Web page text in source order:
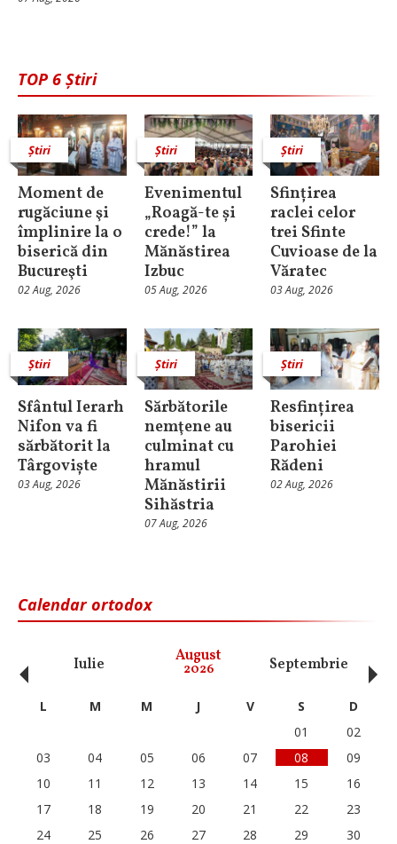
TOP 6 Știri
Știri
Moment de
rugăciune şi
împlinire la o
biserică din
Bucureşti
02 Aug, 2026
Știri
Evenimentul
„Roagă-te și
crede!” la
Mănăstirea
Izbuc
05 Aug, 2026
Știri
Sfințirea
raclei celor
trei Sfinte
Cuvioase de la
Văratec
03 Aug, 2026
Știri
Sfântul Ierarh
Nifon va fi
sărbătorit la
Târgoviște
03 Aug, 2026
Știri
Sărbătorile
nemţene au
culminat cu
hramul
Mănăstirii
Sihăstria
07 Aug, 2026
Știri
Resfințirea
bisericii
Parohiei
Rădeni
02 Aug, 2026
Calendar ortodox
Iulie August
2026 Septembrie
‹ L M M J V S
D
01
02
03
04 05 06 07 08
09
10
11 12 13 14 15
16
17
18 19 20 21 22
23
24
25 26 27 28 29
30